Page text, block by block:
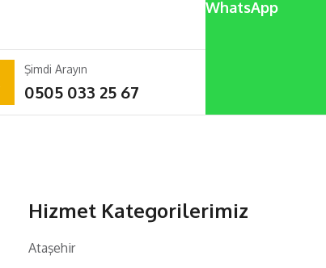
Şimdi Arayın
0505 033 25 67
WhatsApp
Hizmet Kategorilerimiz
Ataşehir